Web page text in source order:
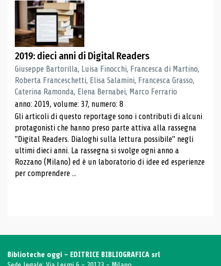
2019: dieci anni di Digital Readers
Giuseppe Bartorilla, Luisa Finocchi, Francesca di Martino,
Roberta Franceschetti, Elisa Salamini, Francesca Grasso,
Caterina Ramonda, Elena Bernabei, Marco Ferrario
anno: 2019, volume: 37, numero: 8
Gli articoli di questo reportage sono i contributi di alcuni
protagonisti che hanno preso parte attiva alla rassegna
"Digital Readers. Dialoghi sulla lettura possibile" negli
ultimi dieci anni. La rassegna si svolge ogni anno a
Rozzano (Milano) ed è un laboratorio di idee ed esperienze
per comprendere ...
Biblioteche oggi - EDITRICE BIBLIOGRAFICA srl